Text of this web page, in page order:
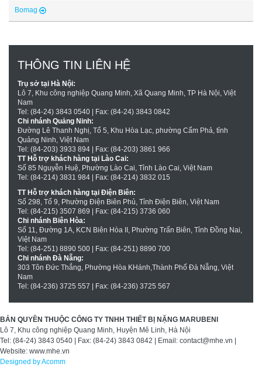
Bomag
THÔNG TIN LIÊN HỆ
Trụ sở tại Hà Nội:
Lô 7, Khu công nghiệp Quang Minh, Xã Quang Minh, TP Hà Nội, Việt
Nam
Tel: (84-24) 3843 0540 | Fax: (84-24) 3843 0842
Chi nhánh Quảng Ninh:
Đường Lê Thanh Nghị, Tổ 5, Khu Hòa Lạc, phường Cẩm Phả, tỉnh
Quảng Ninh, Việt Nam
Tel: (84-203) 3933 894 | Fax: (84-203) 3861 966
TT Hỗ trợ khách hàng tại Lào Cai:
Số 85 Nguyễn Huệ, Phường Lào Cai, Tỉnh Lào Cai, Việt Nam
Tel: (84-214) 3831 984 | Fax: (84-214) 3832 015
TT Hỗ trợ khách hàng tại Ðiện Biên:
Số 298, Tổ 9, Phường Ðiện Biên Phủ, Tỉnh Ðiện Biên, Việt Nam
Tel: (84-215) 3507 869 | Fax: (84-215) 3736 060
Chi nhánh Biên Hòa:
Số 11, Ðường 1A, KCN Biên Hòa II, Phường Trấn Biên, Tỉnh Ðồng Nai,
Việt Nam
Tel: (84-251) 8890 500 | Fax: (84-251) 8890 700
Chi nhánh Ðà Nẵng:
303 Tôn Ðức Thắng, Phường Hòa KHánh,Thành Phố Ðà Nẵng, Việt
Nam
Tel: (84-236) 3725 557 | Fax: (84-236) 3725 567
BẢN QUYỀN THUỘC CÔNG TY TNHH THIẾT BỊ NẶNG MARUBENI
Lô 7, Khu công nghiệp Quang Minh, Huyện Mê Linh, Hà Nội
Tel: (84-24) 3843 0540 | Fax: (84-24) 3843 0842 | Email: contact@mhe.vn |
Website: www.mhe.vn
Designed by Acomm